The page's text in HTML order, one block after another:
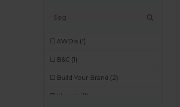
AWDis (1)
B&C (1)
Build Your Brand (2)
Elevate (1)